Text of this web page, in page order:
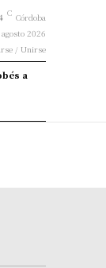
C Córdoba
2026
/ Unirse
a